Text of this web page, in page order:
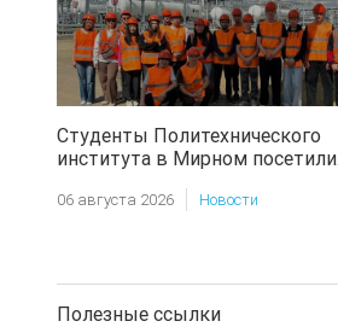
Студенты Политехнического
института в Мирном посетили
06 августа 2026 Новости
Полезные ссылки